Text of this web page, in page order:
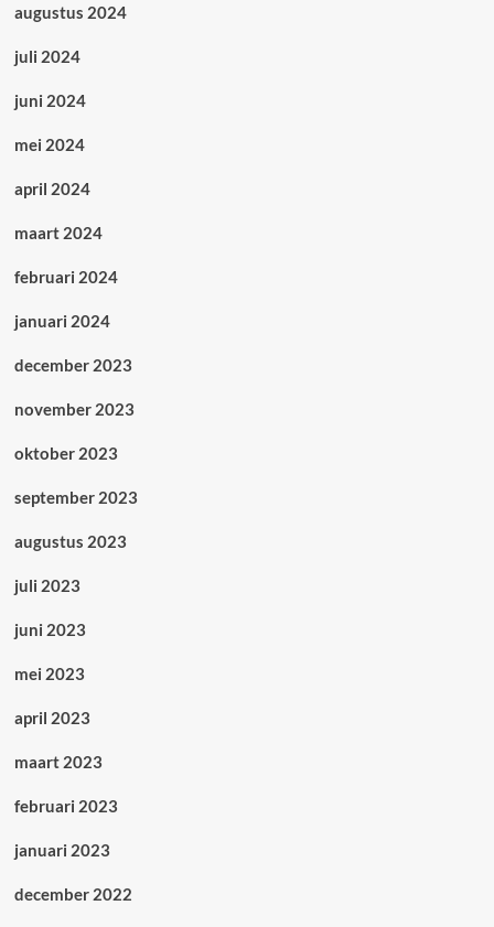
augustus 2024
juli 2024
juni 2024
mei 2024
april 2024
maart 2024
februari 2024
januari 2024
december 2023
november 2023
oktober 2023
september 2023
augustus 2023
juli 2023
juni 2023
mei 2023
april 2023
maart 2023
februari 2023
januari 2023
december 2022